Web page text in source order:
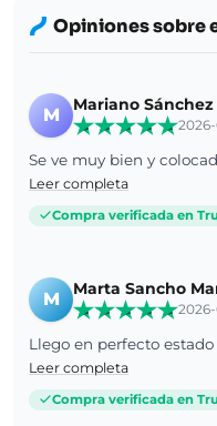
Opiniones sobre
M
Mariano
Se ve muy bien y
Leer completa
Compra verificada en
M
Marta Sancho
Llego en perfecto
Leer completa
Compra verificada en